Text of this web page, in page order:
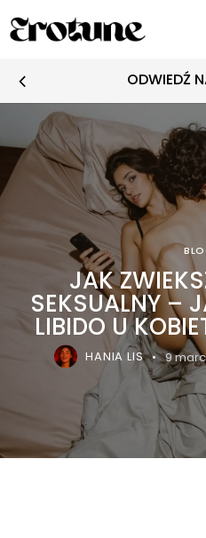
ODWIEDŹ NASZE
JAK
SEKSUALNY –
LIBIDO U
HANIA LIS 9